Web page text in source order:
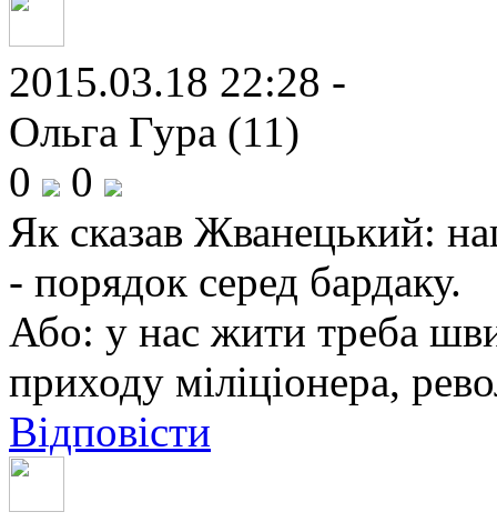
2015.03.18 22:28 -
Ольга Гура (11)
0
0
Як сказав Жванецький:
- порядок серед бардаку.
Або: у нас жити треба
приходу міліціонера,
Відповісти